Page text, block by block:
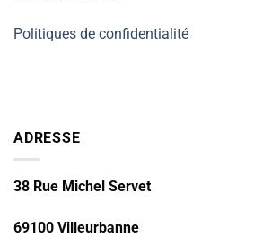
Politiques de confidentialité
ADRESSE
38 Rue Michel Servet
69100 Villeurbanne